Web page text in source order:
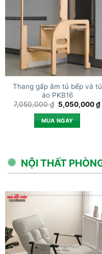
Thang gấp âm tủ bếp và tủ
áo PKB16
7,050,000₫ Giá
gốc
là:
7,050,000 ₫.
5,050,000₫
MUA NGAY
NỘI THẤT